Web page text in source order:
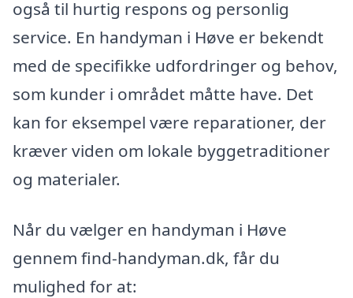
også til hurtig respons og personlig
service. En handyman i Høve er bekendt
med de specifikke udfordringer og behov,
som kunder i området måtte have. Det
kan for eksempel være reparationer, der
kræver viden om lokale byggetraditioner
og materialer.
Når du vælger en handyman i Høve
gennem find-handyman.dk, får du
mulighed for at: